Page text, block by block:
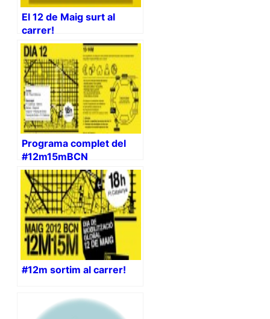
El 12 de Maig surt al
carrer!
Programa complet del
#12m15mBCN
#12m sortim al carrer!